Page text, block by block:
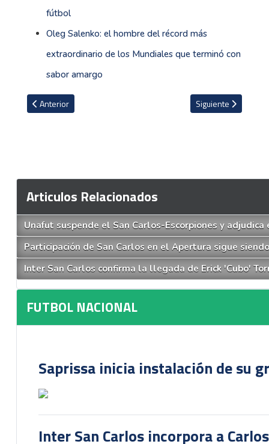
fútbol
Oleg Salenko: el hombre del récord más
extraordinario de los Mundiales que terminó con
sabor amargo
Artículo anterior: Liberia explica por qué decidió no apelar
Anterior Artículo siguiente:
Siguiente
Articulos Relacionados
Unafut suspende el San Carlos-Escorpiones y
Participación de San Carlos en el Apertura sigue
Inter San Carlos confirma la llegada de Erick 'Cubo'
FUTBOL NACIONAL
Saprissa inicia instalación de su
Inter San Carlos incorpora a